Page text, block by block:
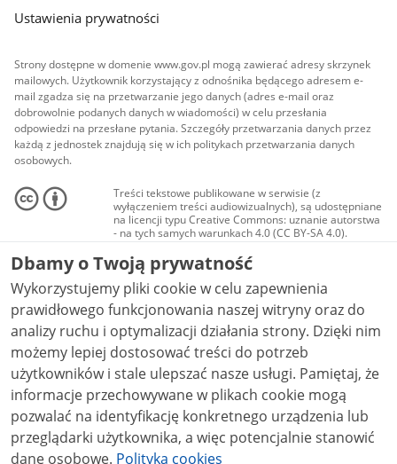
Ustawienia prywatności
Strony dostępne w domenie www.gov.pl mogą zawierać adresy skrzynek
mailowych. Użytkownik korzystający z odnośnika będącego adresem e-
mail zgadza się na przetwarzanie jego danych (adres e-mail oraz
dobrowolnie podanych danych w wiadomości) w celu przesłania
odpowiedzi na przesłane pytania. Szczegóły przetwarzania danych przez
każdą z jednostek znajdują się w ich politykach przetwarzania danych
osobowych.
Treści tekstowe publikowane w serwisie (z
wyłączeniem treści audiowizualnych), są udostępniane
na licencji typu Creative Commons: uznanie autorstwa
- na tych samych warunkach 4.0 (CC BY-SA 4.0).
Materiały audiowizualne, w tym zdjęcia, materiały
audio i wideo, są udostępniane na licencji typu
Creative Commons: uznanie autorstwa użycie
niekomercyjne - bez utworów zależnych 4.0 (CC BY-
NC-ND 4.0), o ile nie jest to stwierdzone inaczej.
Dbamy o Twoją prywatność
Wykorzystujemy pliki cookie w celu zapewnienia
prawidłowego funkcjonowania naszej witryny oraz do
analizy ruchu i optymalizacji działania strony. Dzięki nim
możemy lepiej dostosować treści do potrzeb
użytkowników i stale ulepszać nasze usługi. Pamiętaj, że
informacje przechowywane w plikach cookie mogą
pozwalać na identyfikację konkretnego urządzenia lub
przeglądarki użytkownika, a więc potencjalnie stanowić
dane osobowe. Polityka cookies